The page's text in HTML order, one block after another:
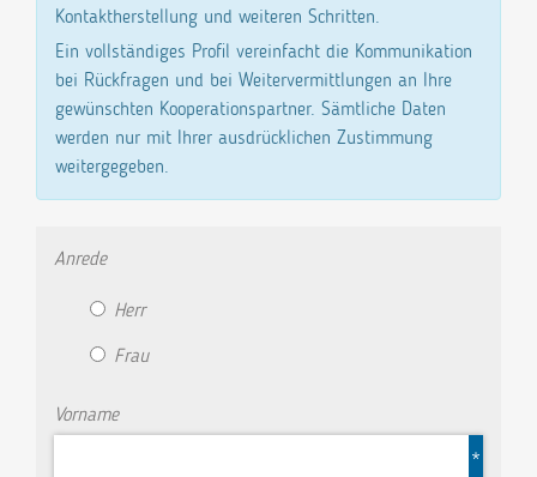
Kontaktherstellung und weiteren Schritten.
Ein vollständiges Profil vereinfacht die Kommunikation
bei Rückfragen und bei Weitervermittlungen an Ihre
gewünschten Kooperationspartner. Sämtliche Daten
werden nur mit Ihrer ausdrücklichen Zustimmung
weitergegeben.
Anrede
Herr
Frau
Vorname
*